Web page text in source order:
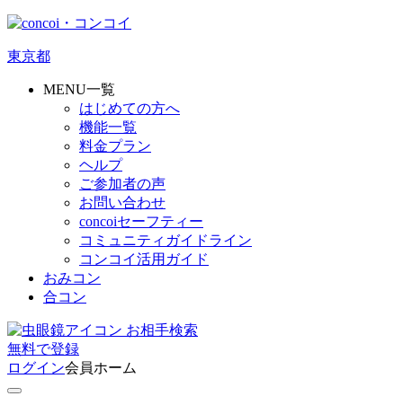
東京都
MENU一覧
はじめての方へ
機能一覧
料金プラン
ヘルプ
ご参加者の声
お問い合わせ
concoiセーフティー
コミュニティガイドライン
コンコイ活用ガイド
おみコン
合コン
お相手検索
無料で登録
ログイン会員ホーム